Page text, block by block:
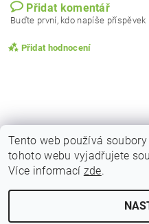
Přidat komentář
Buďte první, kdo napíše příspěvek
Přidat hodnocení
Obchodní podmínky |
Reklamační podmínky
Tento web používá
tohoto webu vyjadřujete
Více informací zde.